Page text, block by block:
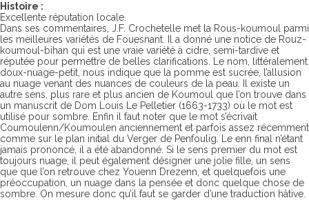
Histoire :
Excellente réputation locale.
Dans ses commentaires, J.F. Crochetelle met la Rous-koumoul parmi
les meilleures variétés de Fouesnant. Il a donné une notice de Rouz-
koumoul-bihan qui est une vraie variété à cidre, semi-tardive et
réputée pour permettre de belles clarifications. Le nom, littéralement
doux-nuage-petit, nous indique que la pomme est sucrée, l’allusion
au nuage venant des nuances de couleurs de la peau. Il existe un
autre sens, plus rare et plus ancien de Koumoul que l’on trouve dans
un manuscrit de Dom Louis Le Pelletier (1663-1733) où le mot est
utilisé pour sombre. Enfin il faut noter que le mot s’écrivait
Coumoulenn/Koumoulen anciennement et parfois assez récemment
comme sur le plan initial du Verger de Penfoulig. Le enn final n’étant
jamais prononcé, il a été abandonné. Si le sens premier du mot est
toujours nuage, il peut également désigner une jolie fille, un sens
que que l’on retrouve chez Youenn Drezenn, et quelquefois une
préoccupation, un nuage dans la pensée et donc quelque chose de
sombre. On mesure donc qu’il faut se garder d’une traduction hâtive.